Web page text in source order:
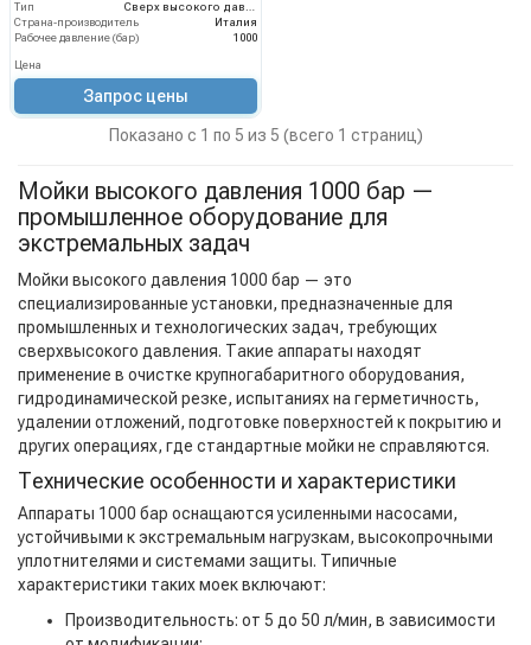
Тип
Сверх высокого давления
Страна-производитель
Италия
Рабочее давление (бар)
1000
Цена
Запрос цены
Показано с 1 по 5 из 5 (всего 1 страниц)
Мойки высокого давления 1000 бар —
промышленное оборудование для
экстремальных задач
Мойки высокого давления 1000 бар — это
специализированные установки, предназначенные для
промышленных и технологических задач, требующих
сверхвысокого давления. Такие аппараты находят
применение в очистке крупногабаритного оборудования,
гидродинамической резке, испытаниях на герметичность,
удалении отложений, подготовке поверхностей к покрытию и
других операциях, где стандартные мойки не справляются.
Технические особенности и характеристики
Аппараты 1000 бар оснащаются усиленными насосами,
устойчивыми к экстремальным нагрузкам, высокопрочными
уплотнителями и системами защиты. Типичные
характеристики таких моек включают:
Производительность: от 5 до 50 л/мин, в зависимости